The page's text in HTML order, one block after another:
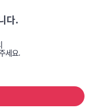
다.
세요.